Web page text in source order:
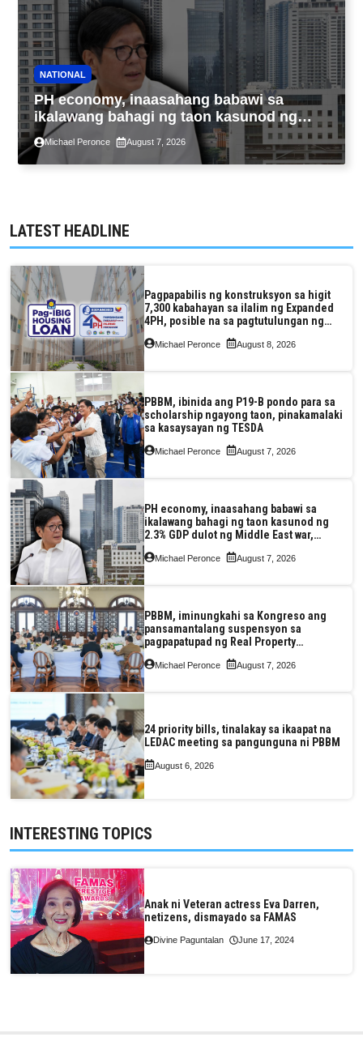
NATIONAL
PH economy, inaasahang babawi sa
ikalawang bahagi ng taon kasunod ng
2.3% GDP dulot ng Middle East war,
pagkaantala ng public construction
Michael Peronce August 7, 2026
LATEST HEADLINE
Pagpapabilis ng konstruksyon sa higit
7,300 kabahayan sa ilalim ng Expanded
4PH, posible na sa pagtutulungan ng
Pag-IBIG at P.A. Alvarez
Michael Peronce August 8, 2026
PBBM, ibinida ang P19-B pondo para sa
scholarship ngayong taon, pinakamalaki
sa kasaysayan ng TESDA
Michael Peronce August 7, 2026
PH economy, inaasahang babawi sa
ikalawang bahagi ng taon kasunod ng
2.3% GDP dulot ng Middle East war,
pagkaantala ng public construction
Michael Peronce August 7, 2026
PBBM, iminungkahi sa Kongreso ang
pansamantalang suspensyon sa
pagpapatupad ng Real Property
Valuation and Assessment Reform Act
Michael Peronce August 7, 2026
24 priority bills, tinalakay sa ikaapat na
LEDAC meeting sa pangunguna ni PBBM
August 6, 2026
INTERESTING TOPICS
Anak ni Veteran actress Eva Darren,
netizens, dismayado sa FAMAS
Divine Paguntalan June 17, 2024